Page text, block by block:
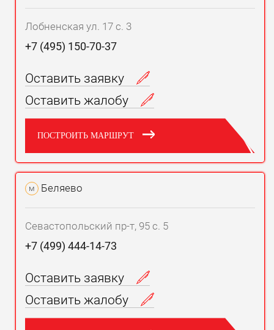
Лобненская ул. 17 с. 3
+7 (495) 150-70-37
Оставить заявку
Оставить жалобу
ПОСТРОИТЬ МАРШРУТ
м Беляево
Севастопольский пр-т, 95 с. 5
+7 (499) 444-14-73
Оставить заявку
Оставить жалобу